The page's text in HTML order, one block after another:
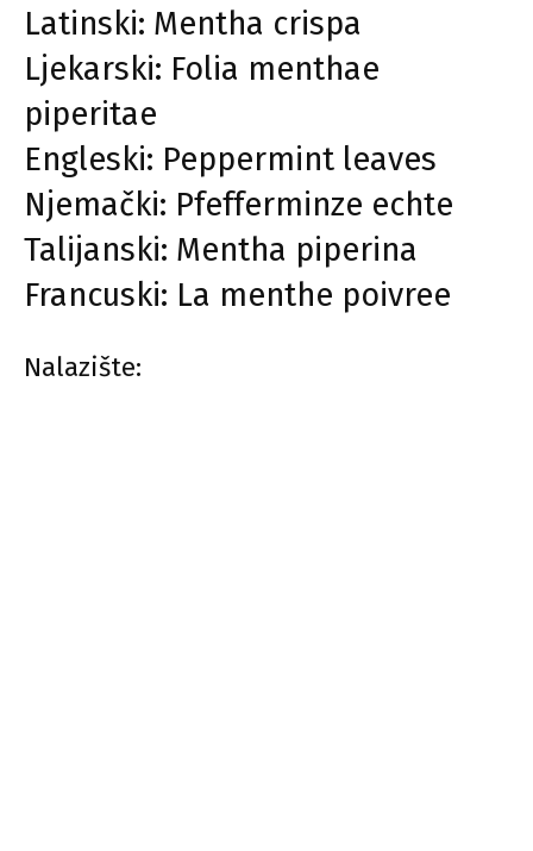
Latinski: Mentha crispa
Ljekarski: Folia menthae
piperitae
Engleski: Peppermint leaves
Njemački: Pfefferminze echte
Talijanski: Mentha piperina
Francuski: La menthe poivree
Nalazište: